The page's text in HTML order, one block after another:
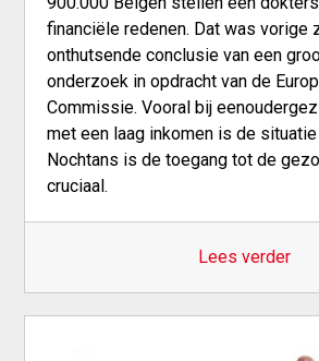
financiële redenen. Dat was vorige
onthutsende conclusie van een
onderzoek in opdracht van de
Commissie. Vooral bij
met een laag inkomen is de situatie
Nochtans is de toegang tot de
cruciaal.
Lees verder